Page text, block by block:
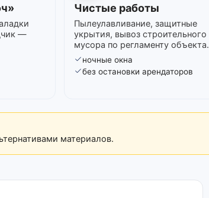
—
Чистые работы
Пылеулавливание, защитные
укрытия, вывоз строительного
мусора по регламенту объекта.
ночные окна
без остановки арендаторов
материалов.